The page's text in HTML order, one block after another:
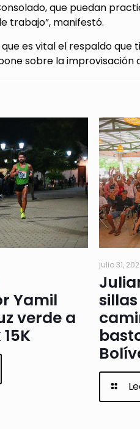
que puedan
trabajo”, manifestó.
es vital el respaldo que
sobre la improvisación
Yamil
verde a
julio 31,